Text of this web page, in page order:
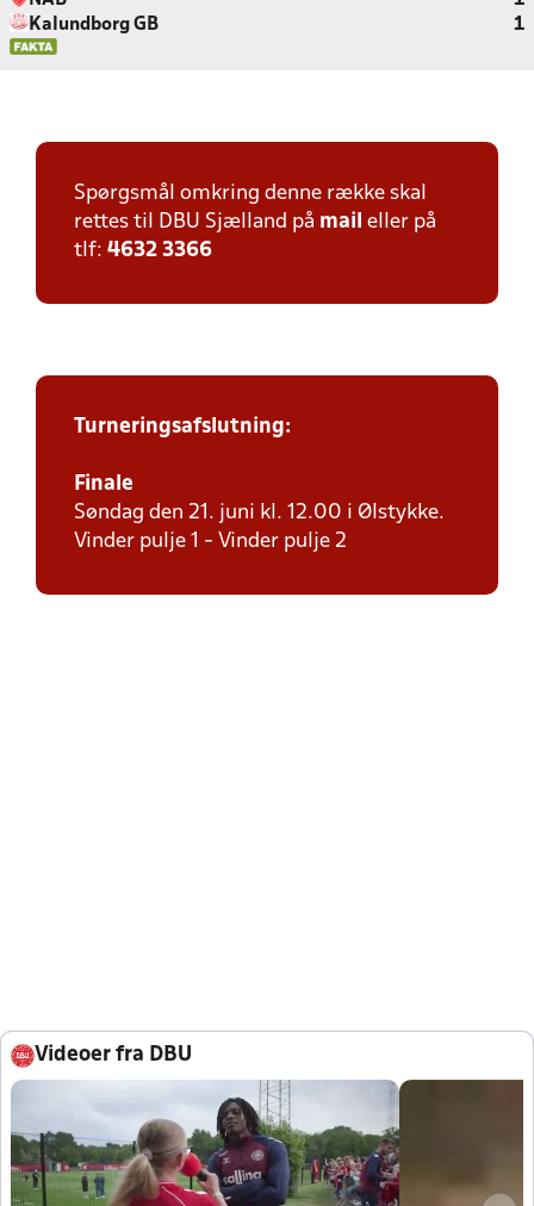
Kalundborg GB
1
Spørgsmål omkring denne række skal
rettes til DBU Sjælland på mail eller på
tlf: 4632 3366
Turneringsafslutning:
Finale
Søndag den 21. juni kl. 12.00 i Ølstykke.
Vinder pulje 1 - Vinder pulje 2
Videoer fra DBU